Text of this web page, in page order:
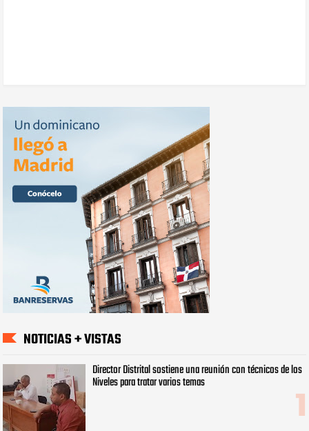
NOTICIAS + VISTAS
Director Distrital sostiene una reunión con técnicos de los
Niveles para tratar varios temas